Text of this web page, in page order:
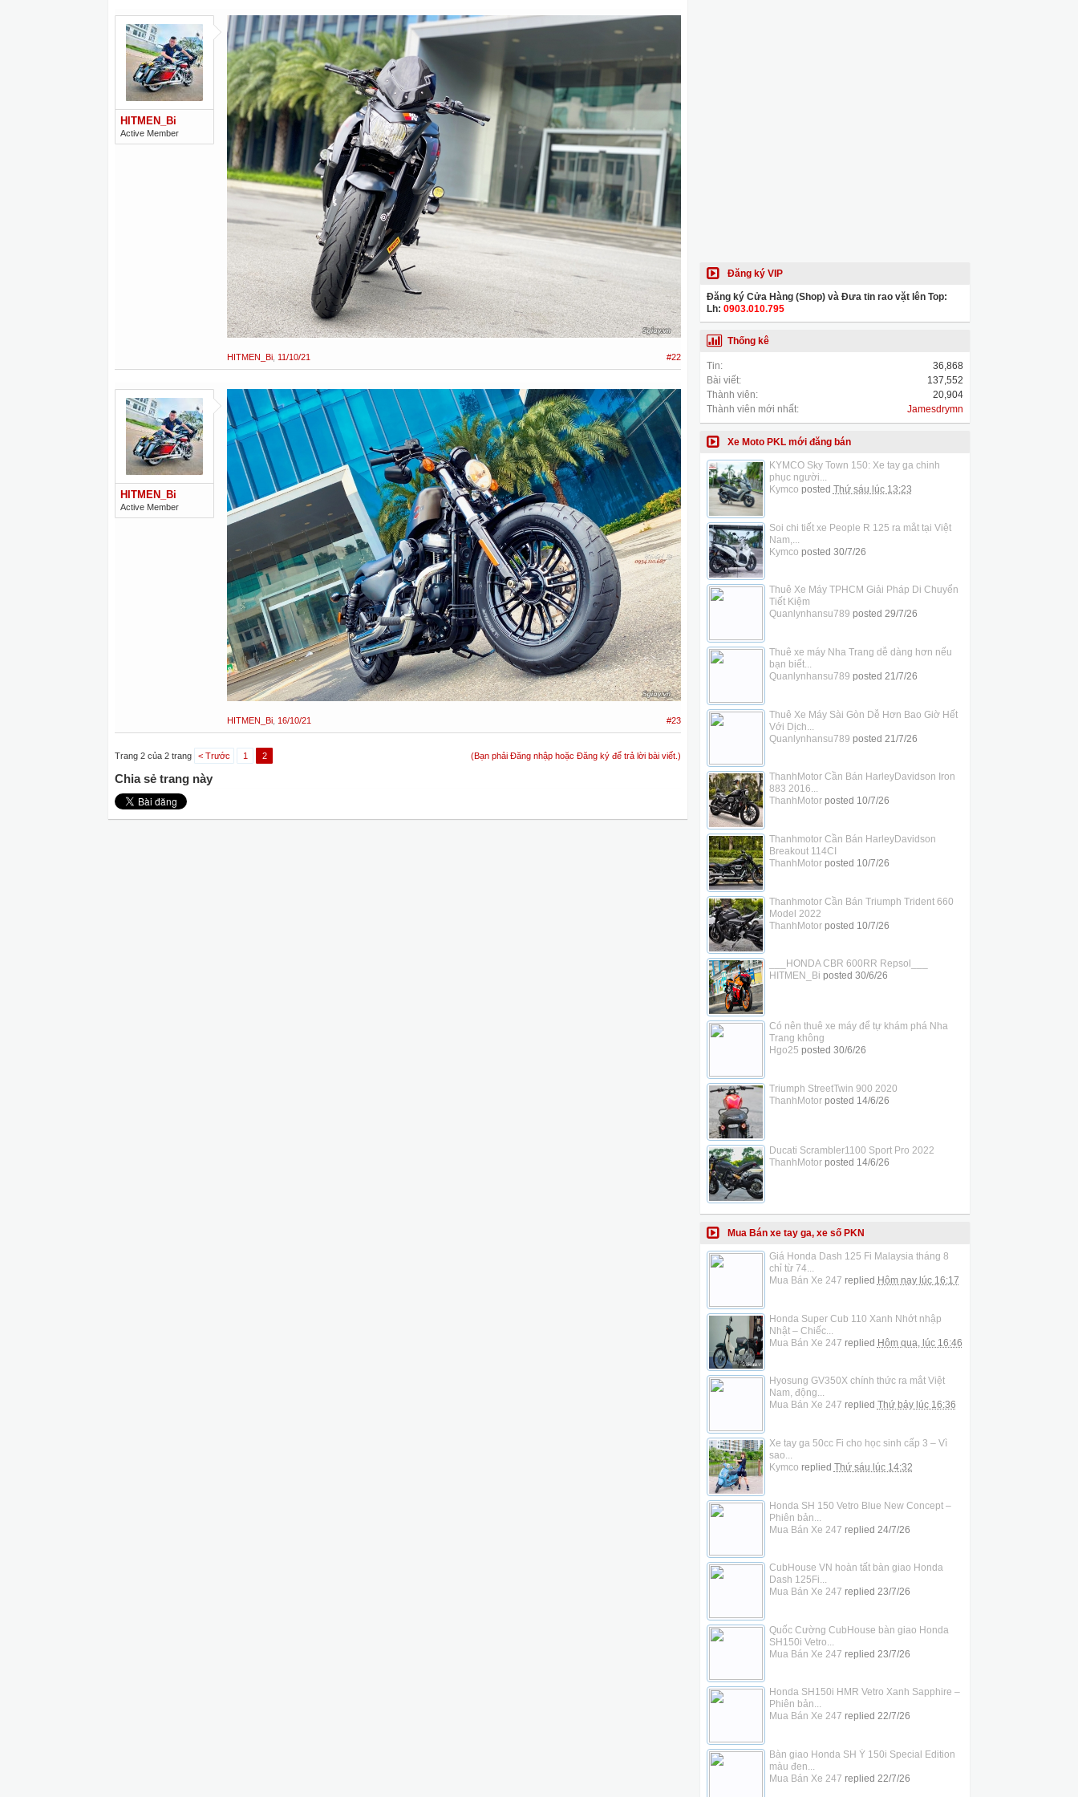
HITMEN_Bi
Active Member
HITMEN_Bi 11/10/21 #22
HITMEN_Bi
Active Member
HITMEN_Bi 16/10/21 #23
(Bạn phải Đăng nhập hoặc Đăng ký để trả lời bài viết.)
Trang 2 của 2 trang < Trước 1 2
Chia sẻ trang này
Đăng ký VIP
Đăng ký Cửa Hàng (Shop) và Đưa tin rao vặt lên Top:
Lh: 0903.010.795
Thống kê
Tin:
36,868
Bài viết:
137,552
Thành viên:
20,904
Thành viên mới nhất:
Jamesdrymn
Xe Moto PKL mới đăng bán
KYMCO Sky Town 150: Xe tay ga chinh
phục người...
Kymco posted Thứ sáu lúc 13:23
Soi chi tiết xe People R 125 ra mắt tại Việt
Nam,...
Kymco posted 30/7/26
Thuê Xe Máy TPHCM Giải Pháp Di Chuyển
Tiết Kiệm
Quanlynhansu789 posted 29/7/26
Thuê xe máy Nha Trang dễ dàng hơn nếu
bạn biết...
Quanlynhansu789 posted 21/7/26
Thuê Xe Máy Sài Gòn Dễ Hơn Bao Giờ Hết
Với Dịch...
Quanlynhansu789 posted 21/7/26
ThanhMotor Cần Bán HarleyDavidson Iron
883 2016...
ThanhMotorposted 10/7/26
Thanhmotor Cần Bán HarleyDavidson
Breakout 114CI
ThanhMotorposted 10/7/26
Thanhmotor Cần Bán Triumph Trident 660
Model 2022
ThanhMotorposted 10/7/26
___HONDA CBR 600RR Repsol___
HITMEN_Bi posted 30/6/26
Có nên thuê xe máy để tự khám phá Nha
Trang không
Hgo25 posted 30/6/26
Triumph StreetTwin 900 2020
ThanhMotorposted 14/6/26
Ducati Scrambler1100 Sport Pro 2022
ThanhMotorposted 14/6/26
Mua Bán xe tay ga, xe số PKN
Giá Honda Dash 125 Fi Malaysia tháng 8
chỉ từ 74...
Mua Bán Xe 247 replied Hôm nay lúc 16:17
Honda Super Cub 110 Xanh Nhớt nhập
Nhật – Chiếc...
Mua Bán Xe 247 replied Hôm qua, lúc 16:46
Hyosung GV350X chính thức ra mắt Việt
Nam, động...
Mua Bán Xe 247 replied Thứ bảy lúc 16:36
Xe tay ga 50cc Fi cho học sinh cấp 3 – Vì
sao...
Kymco replied Thứ sáu lúc 14:32
Honda SH 150 Vetro Blue New Concept –
Phiên bản...
Mua Bán Xe 247 replied 24/7/26
CubHouse VN hoàn tất bàn giao Honda
Dash 125Fi...
Mua Bán Xe 247 replied 23/7/26
Quốc Cường CubHouse bàn giao Honda
SH150i Vetro...
Mua Bán Xe 247 replied 23/7/26
Honda SH150i HMR Vetro Xanh Sapphire –
Phiên bản...
Mua Bán Xe 247 replied 22/7/26
Bàn giao Honda SH Ý 150i Special Edition
màu đen...
Mua Bán Xe 247 replied 22/7/26